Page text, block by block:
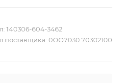
140306-604-3462
поставщика: 0OO7030 70302100